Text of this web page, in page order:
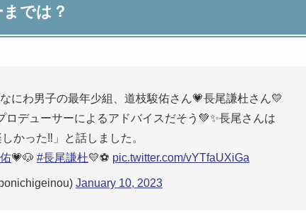
では？
にわ男子の最年少組、道枝駿佑さん💗長尾謙杜さん💛
デューサーによるアドバイスだそう💚✨長尾さんは
かった‼️」と話しました。
💗🐶 #長尾謙杜💛⚽️ pic.twitter.com/vYTfaUXiGa
January 10, 2023